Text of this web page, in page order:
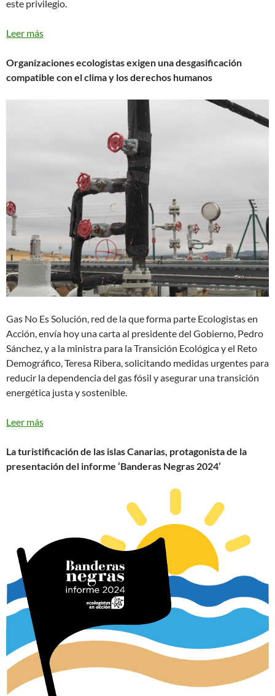
este privilegio.
Leer más
Organizaciones ecologistas exigen una desgasificación
compatible con el clima y los derechos humanos
Gas No Es Solución, red de la que forma parte Ecologistas en
Acción, envía hoy una carta al presidente del Gobierno, Pedro
Sánchez, y a la ministra para la Transición Ecológica y el Reto
Demográfico, Teresa Ribera, solicitando medidas urgentes para
reducir la dependencia del gas fósil y asegurar una transición
energética justa y sostenible.
Leer más
La turistificación de las islas Canarias, protagonista de la
presentación del informe ‘Banderas Negras 2024’